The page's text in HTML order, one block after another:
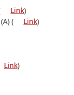
Link)
(A) ( Link)
Link)